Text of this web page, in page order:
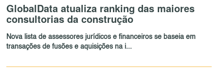
GlobalData atualiza ranking das maiores
consultorias da construção
Nova lista de assessores jurídicos e financeiros se baseia em
transações de fusões e aquisições na i...